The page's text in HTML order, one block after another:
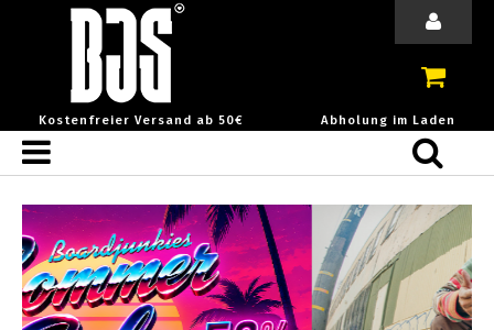
Kostenfreier Versand ab 50€ Abholung im Laden